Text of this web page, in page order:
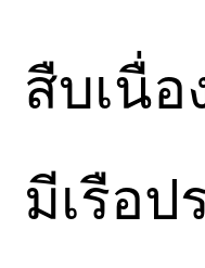
สืบเนื่อ
มีเรือ